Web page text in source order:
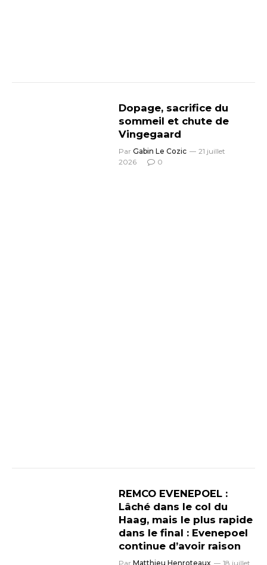
Dopage, sacrifice du
sommeil et chute de
Vingegaard
Par Gabin Le Cozic
21 juillet
2026
0
REMCO EVENEPOEL :
Lâché dans le col du
Haag, mais le plus rapide
dans le final : Evenepoel
continue d’avoir raison
Par Matthieu Henroteaux
18 juillet